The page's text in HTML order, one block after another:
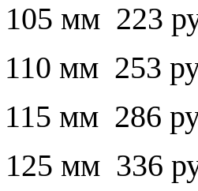
мм 223
мм 253
мм 286
мм 336